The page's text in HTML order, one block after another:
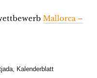
Mallorca –
Kalenderblatt